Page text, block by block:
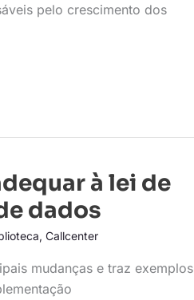
pelo crescimento dos
à lei de
dados
, Callcenter
mudanças e traz exemplos